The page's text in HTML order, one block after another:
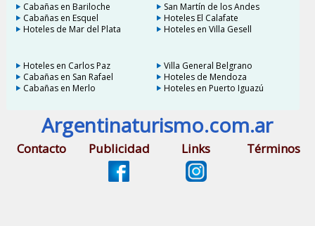
Cabañas en Bariloche
San Martín de los Andes
Cabañas en Esquel
Hoteles El Calafate
Hoteles de Mar del Plata
Hoteles en Villa Gesell
Hoteles en Carlos Paz
Villa General Belgrano
Cabañas en San Rafael
Hoteles de Mendoza
Cabañas en Merlo
Hoteles en Puerto Iguazú
Argentinaturismo.com.ar
Contacto Publicidad Links Términos